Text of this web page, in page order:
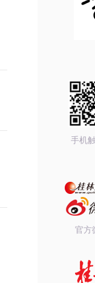
手机
官方